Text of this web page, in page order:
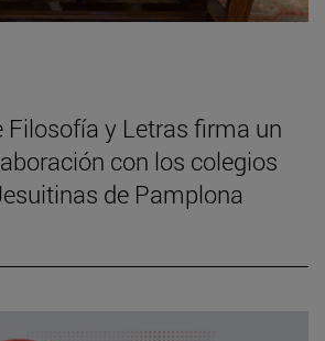
Filosofía y Letras firma un
con los colegios
de Pamplona